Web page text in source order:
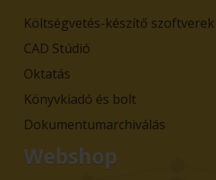
Költségvetés-készítő szoftverek
CAD Stúdió
Oktatás
Könyvkiadó és bolt
Dokumentumarchiválás
Webshop